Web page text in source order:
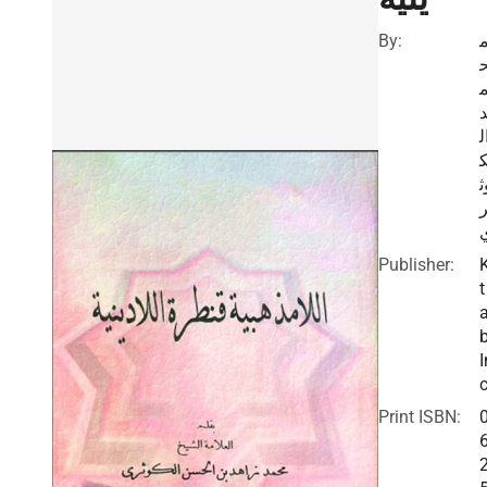
By:
د
Publisher:
t
Print ISBN: